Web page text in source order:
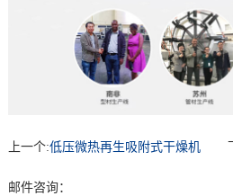
上一个:低压微热再生吸附式干燥机
邮件咨询：